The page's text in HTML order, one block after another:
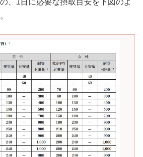
、1日に必要な摂取目安を下図のよ